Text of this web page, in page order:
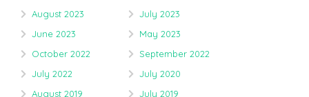
August 2023
July 2023
June 2023
May 2023
October 2022
September 2022
July 2022
July 2020
August 2019
July 2019